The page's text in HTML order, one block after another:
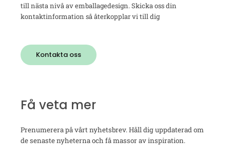
till nästa nivå av emballagedesign. Skicka oss din
kontaktinformation så återkopplar vi till dig
Kontakta oss
Få veta mer
Prenumerera på vårt nyhetsbrev. Håll dig uppdaterad om
de senaste nyheterna och få massor av inspiration.